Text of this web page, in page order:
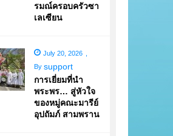
รมณ์ครอบครัวซา
เลเซียน
July 20, 2026
By support
การเยี่ยมที่นำ
พระพร… สู่หัวใจ
ของหมู่คณะมารีย์
อุปถัมภ์ สามพราน